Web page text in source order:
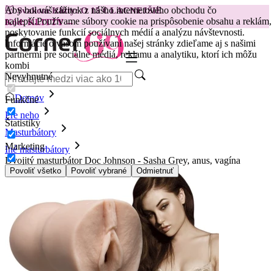
Aby bol váš zážitok z nášho internetového obchodu čo
najlepší.Používame súbory cookie na prispôsobenie obsahu a reklám,
poskytovanie funkcií sociálnych médií a analýzu návštevnosti.
Informácie o vašom používaní našej stránky zdieľame aj s našimi
partnermi pre sociálne médiá, reklamu a analytiku, ktorí ich môžu
kombi
Nevyhnutné
Funkčné
Štatistiky
Marketing
Povoliť všetko Povoliť vybrané Odmietnuť
😽Svakom Klitty: O 15 € LACNEJŠIE
Kód: KLITTY →
Domov
Pre neho
Masturbátory
Iné masturbátory
Dvojitý masturbátor Doc Johnson - Sasha Grey, anus, vagína